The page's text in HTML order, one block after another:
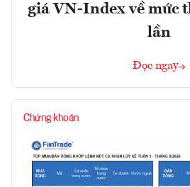
giá VN-Index về mức
lần
Đọc ngay
Chứng khoán